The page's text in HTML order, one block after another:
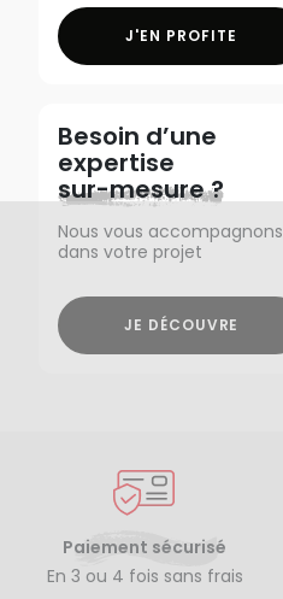
J'EN PROFITE
Besoin d’une
expertise
sur-mesure ?
Nous vous accompagnons
dans votre projet
JE DÉCOUVRE
Paiement sécurisé
En 3 ou 4 fois sans frais